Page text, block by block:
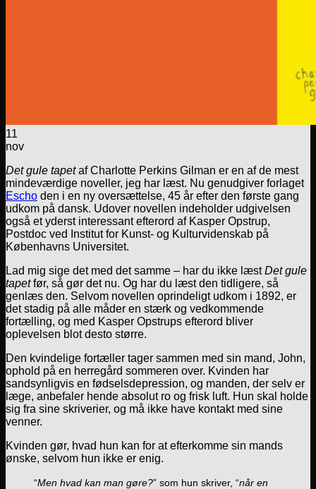
11
nov
Det gule tapetaf Charlotte Perkins Gilman er en af de mest
mindeværdige noveller, jeg har læst. Nu genudgiver forlaget
Escho den i en ny oversættelse, 45 år efter den første gang
udkom på dansk. Udover novellen indeholder udgivelsen
også et yderst interessant efterord af Kasper Opstrup,
Postdoc ved Institut for Kunst- og Kulturvidenskab på
Københavns Universitet.
Lad mig sige det med det samme – har du ikke læstDet gule
tapetfør, så gør det nu. Og har du læst den tidligere, så
genlæs den. Selvom novellen oprindeligt udkom i 1892, er
det stadig på alle måder en stærk og vedkommende
fortælling, og med Kasper Opstrups efterord bliver
oplevelsen blot desto større.
Den kvindelige fortæller tager sammen med sin mand, John,
ophold på en herregård sommeren over. Kvinden har
sandsynligvis en fødselsdepression, og manden, der selv er
læge, anbefaler hende absolut ro og frisk luft. Hun skal holde
sig fra sine skriverier, og må ikke have kontakt med sine
venner.
Kvinden gør, hvad hun kan for at efterkomme sin mands
ønske, selvom hun ikke er enig.
“Men hvad kan man gøre?” som hun skriver, “når en